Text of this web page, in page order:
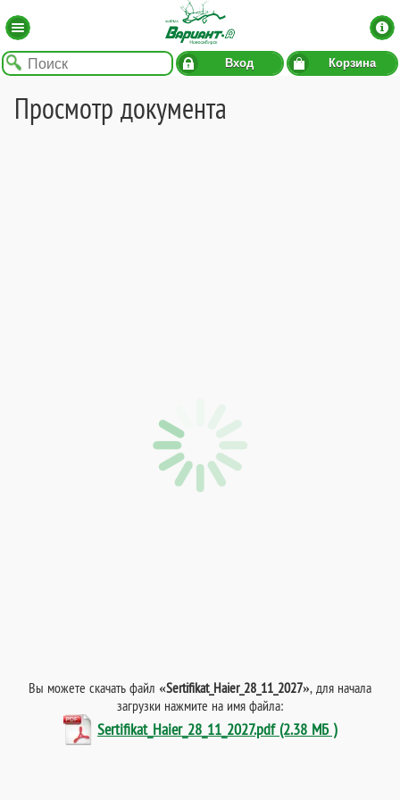
Вход Корзина
Просмотр документа
Вы можете скачать файл «Sertifikat_Haier_28_11_2027», для начала
загрузки нажмите на имя файла:
Sertifikat_Haier_28_11_2027.pdf (2.38 МБ )